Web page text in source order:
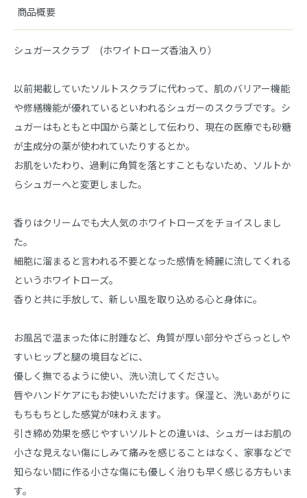
商品概要
シュガースクラブ (ホワイトローズ香油入り）
以前掲載していたソルトスクラブに代わって、肌のバリアー機能
や修繕機能が優れているといわれるシュガーのスクラブです。シ
ュガーはもともと中国から薬として伝わり、現在の医療でも砂糖
が主成分の薬が使われていたりするとか。
お肌をいたわり、過剰に角質を落とすこともないため、ソルトか
らシュガーへと変更しました。
香りはクリームでも大人気のホワイトローズをチョイスしまし
た。
細胞に溜まると言われる不要となった感情を綺麗に流してくれる
というホワイトローズ。
香りと共に手放して、新しい風を取り込める心と身体に。
お風呂で温まった体に肘踵など、角質が厚い部分やざらっとしや
すいヒップと腿の境目などに、
優しく撫でるように使い、洗い流してください。
唇やハンドケアにもお使いいただけます。保湿と、洗いあがりに
もちもちとした感覚が味わえます。
引き締め効果を感じやすいソルトとの違いは、シュガーはお肌の
小さな見えない傷にしみて痛みを感じることはなく、家事などで
知らない間に作る小さな傷にも優しく治りも早く感じる方もいま
す。